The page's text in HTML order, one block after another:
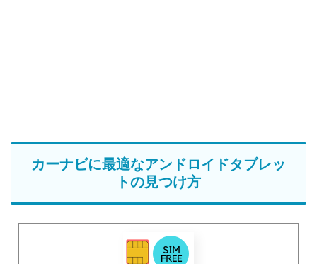
カーナビに最適なアンドロイドタブレッ
トの見つけ方